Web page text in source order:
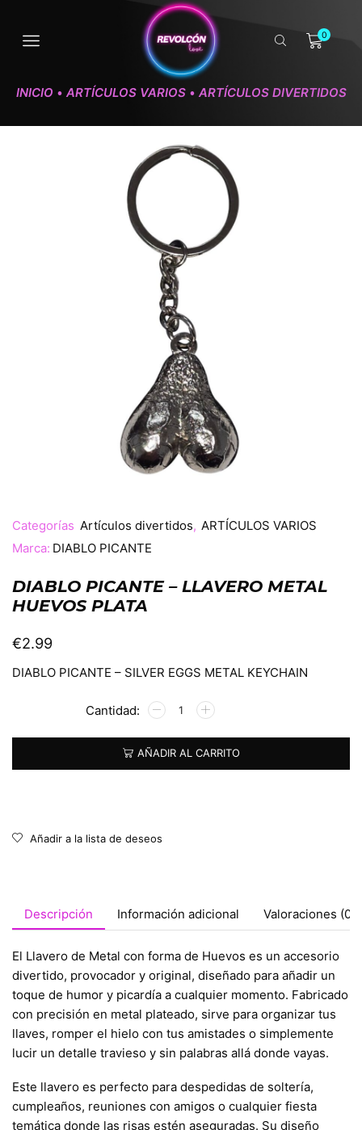
0
INICIO • ARTÍCULOS VARIOS • ARTÍCULOS DIVERTIDOS
Categorías Artículos divertidos, ARTÍCULOS VARIOS
Marca: DIABLO PICANTE
DIABLO PICANTE – LLAVERO METAL
HUEVOS PLATA
€2.99
DIABLO PICANTE – SILVER EGGS METAL KEYCHAIN
AÑADIR AL CARRITO
Alternative:
Añadir a la lista de deseos
Descripción Información adicional Valoraciones (0)
El Llavero de Metal con forma de Huevos es un accesorio
divertido, provocador y original, diseñado para añadir un
toque de humor y picardía a cualquier momento. Fabricado
con precisión en metal plateado, sirve para organizar tus
llaves, romper el hielo con tus amistades o simplemente
lucir un detalle travieso y sin palabras allá donde vayas.
Este llavero es perfecto para despedidas de soltería,
cumpleaños, reuniones con amigos o cualquier fiesta
temática donde las risas estén aseguradas. Su diseño